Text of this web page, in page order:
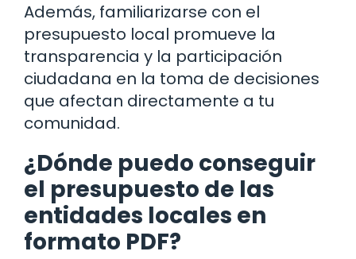
Además, familiarizarse con el
presupuesto local promueve la
transparencia y la participación
ciudadana en la toma de decisiones
que afectan directamente a tu
comunidad.
¿Dónde puedo conseguir
el presupuesto de las
entidades locales en
formato PDF?